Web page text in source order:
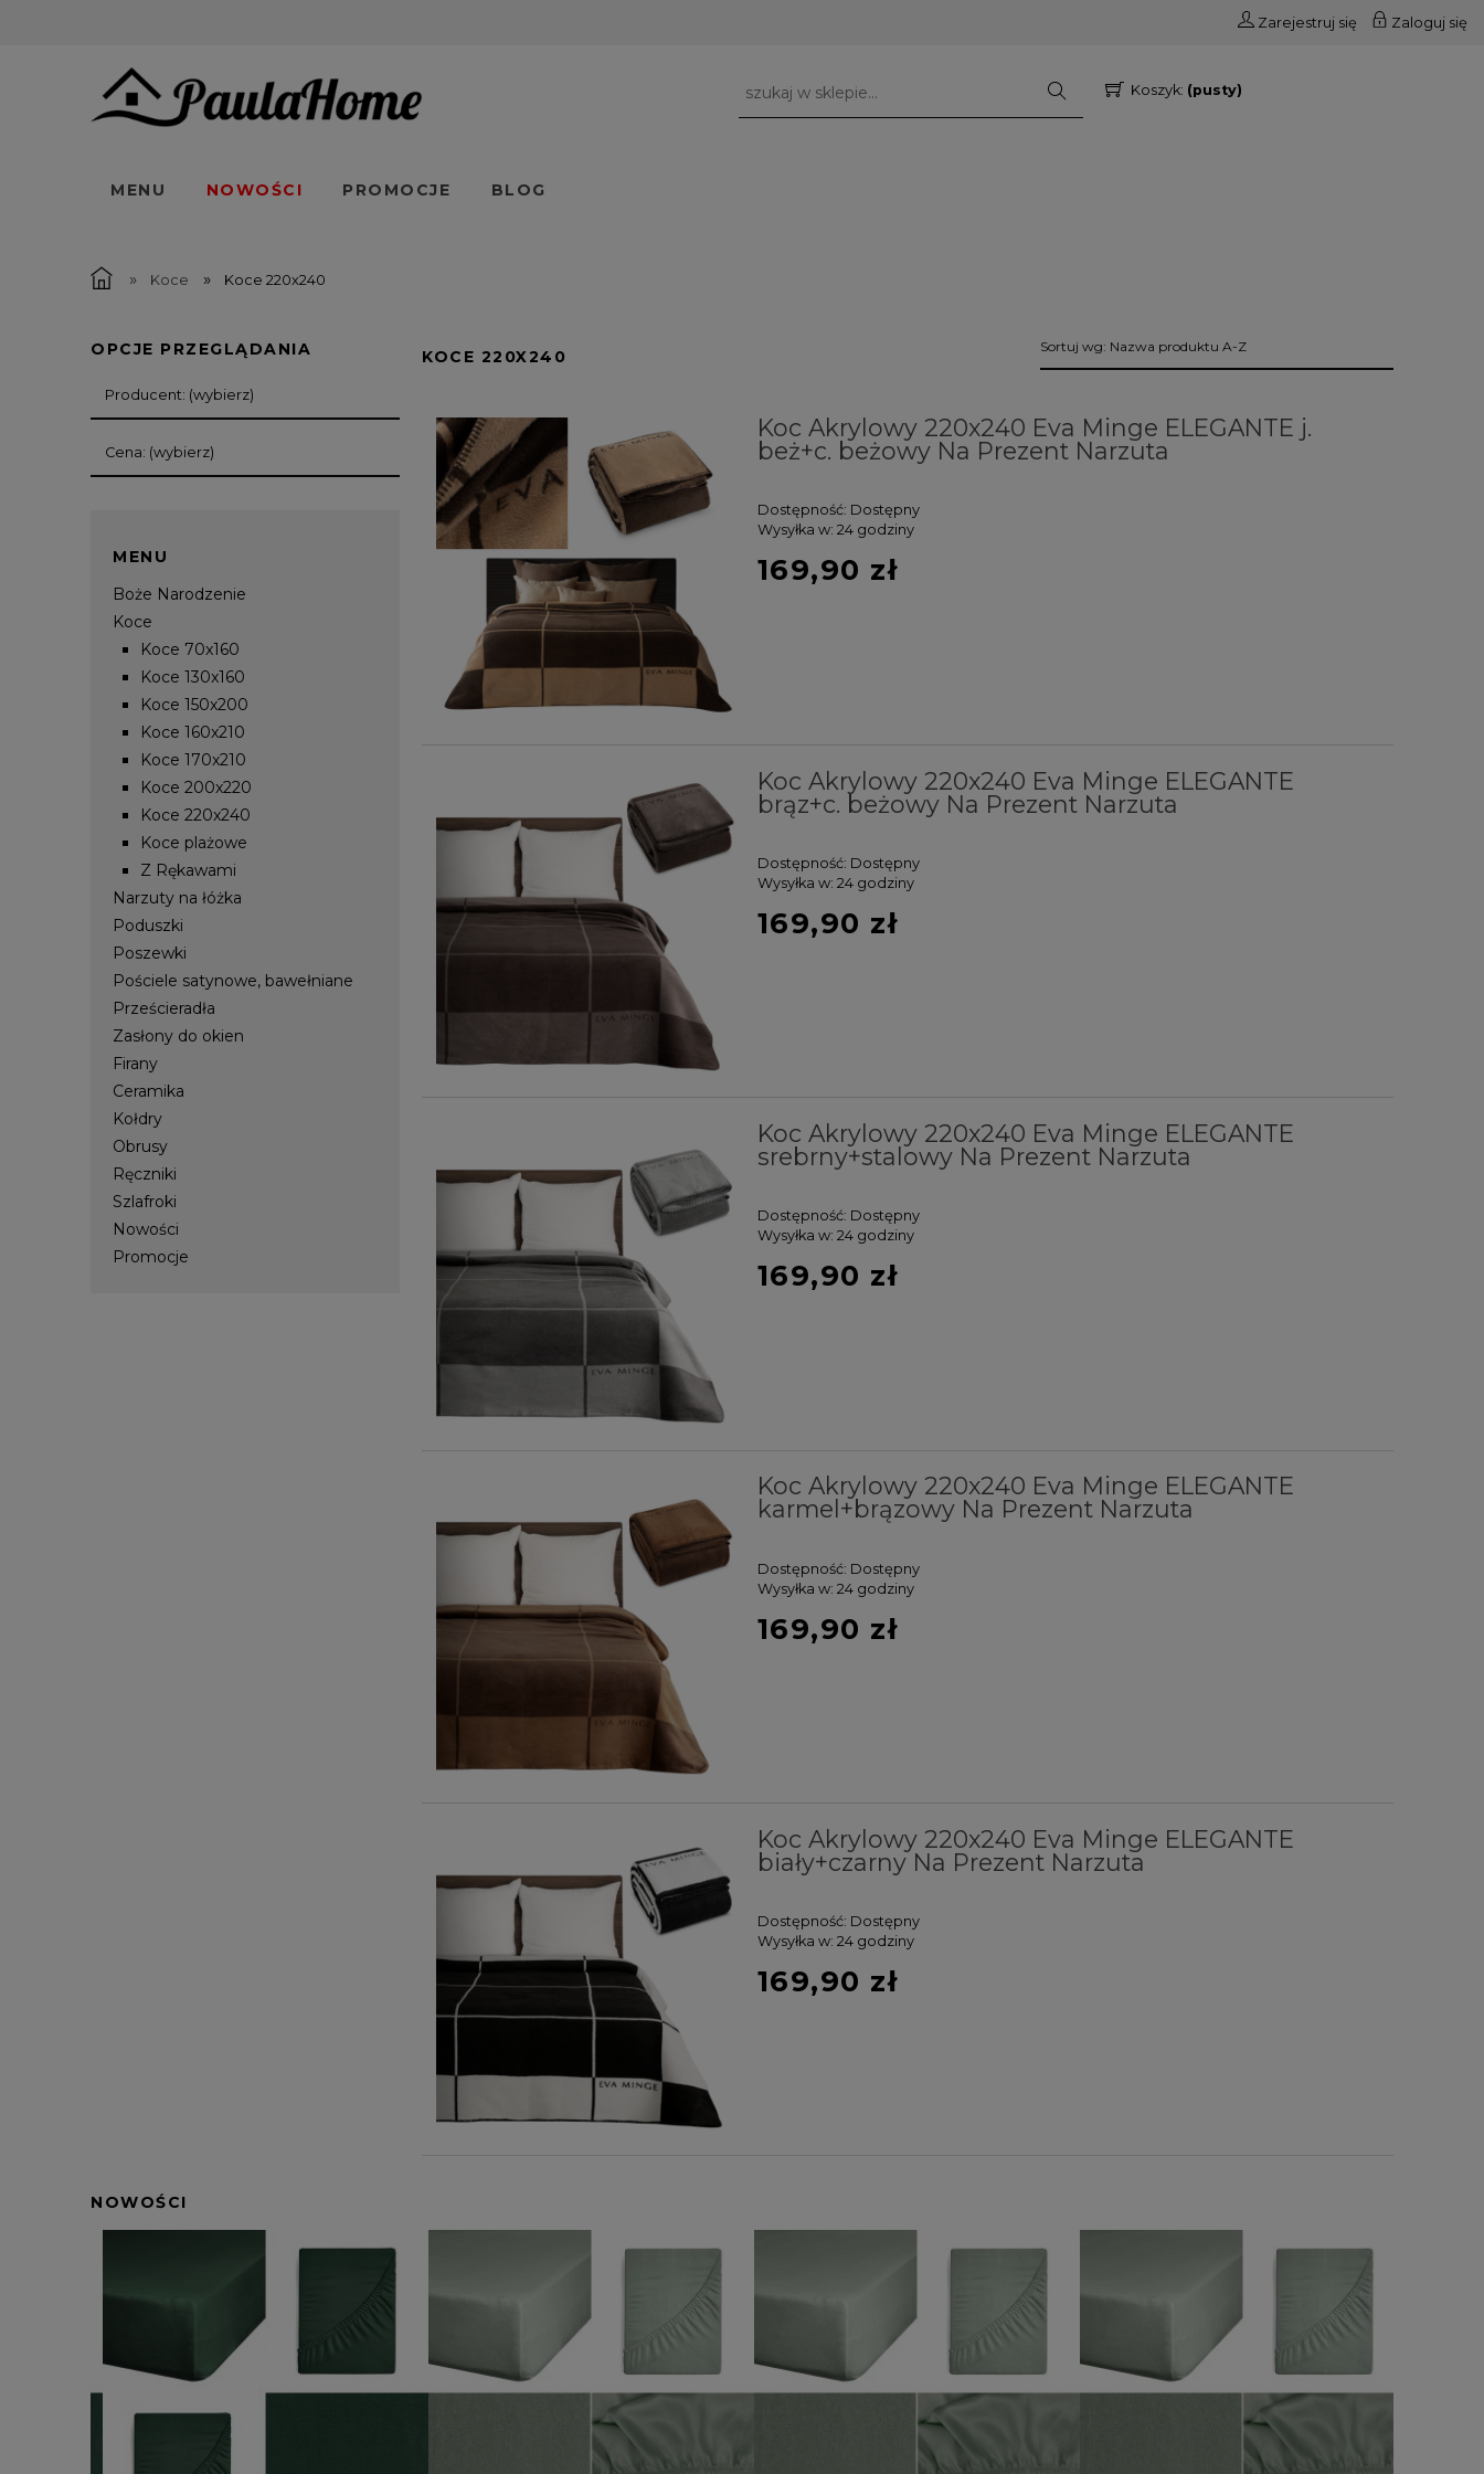
Zarejestruj się Zaloguj się
Koszyk: (pusty)
MENU NOWOŚCI PROMOCJE BLOG
» Koce » Koce 220x240
OPCJE PRZEGLĄDANIA
Producent: (wybierz)
Cena: (wybierz)
MENU
Boże Narodzenie
Koce
Koce 70x160
Koce 130x160
Koce 150x200
Koce 160x210
Koce 170x210
Koce 200x220
Koce 220x240
Koce plażowe
Z Rękawami
Narzuty na łóżka
Poduszki
Poszewki
Pościele satynowe, bawełniane
Prześcieradła
Zasłony do okien
Firany
Ceramika
Kołdry
Obrusy
Ręczniki
Szlafroki
Nowości
Promocje
KOCE 220X240
Sortuj wg: Nazwa produktu A-Z
Koc Akrylowy 220x240 Eva Minge ELEGANTE j.
beż+c. beżowy Na Prezent Narzuta
Dostępność: Dostępny
Wysyłka w: 24 godziny
169,90 zł
Koc Akrylowy 220x240 Eva Minge ELEGANTE
brąz+c. beżowy Na Prezent Narzuta
Dostępność: Dostępny
Wysyłka w: 24 godziny
169,90 zł
Koc Akrylowy 220x240 Eva Minge ELEGANTE
srebrny+stalowy Na Prezent Narzuta
Dostępność: Dostępny
Wysyłka w: 24 godziny
169,90 zł
Koc Akrylowy 220x240 Eva Minge ELEGANTE
karmel+brązowy Na Prezent Narzuta
Dostępność: Dostępny
Wysyłka w: 24 godziny
169,90 zł
Koc Akrylowy 220x240 Eva Minge ELEGANTE
biały+czarny Na Prezent Narzuta
Dostępność: Dostępny
Wysyłka w: 24 godziny
169,90 zł
NOWOŚCI